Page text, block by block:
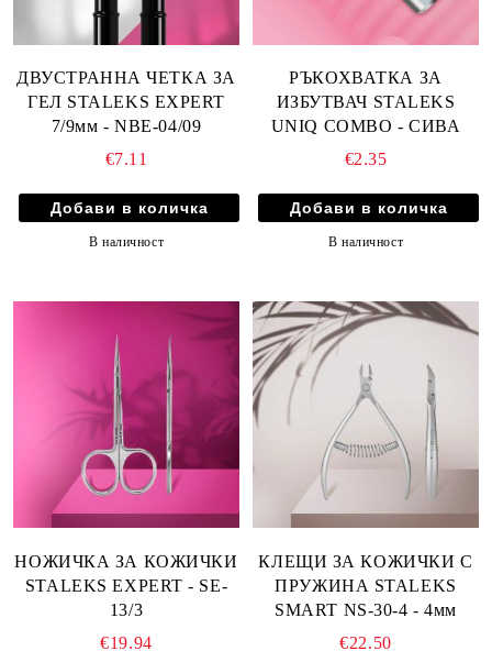
ДВУСТРАННА ЧЕТКА ЗА
ГЕЛ STALEKS EXPERT
7/9мм - NBE-04/09
€7.11
В наличност
РЪКОХВАТКА ЗА
ИЗБУТВАЧ STALEKS
UNIQ COMBO - СИВА
€2.35
В наличност
НОЖИЧКА ЗА КОЖИЧКИ
STALEKS EXPERT - SE-
13/3
€19.94
КЛЕЩИ ЗА КОЖИЧКИ С
ПРУЖИНА STALEKS
SMART NS-30-4 - 4мм
€22.50